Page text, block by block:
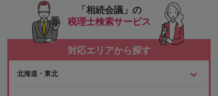
「相続会議」の
税理士検索サービス
対応エリアから探す
北海道・東北